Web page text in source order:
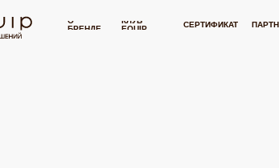
ПОКУПАТЕЛЯМ
СЕРТИФИКАТ ПАРТНЕРАМ
EQUIP
О
БРЕНДЕ